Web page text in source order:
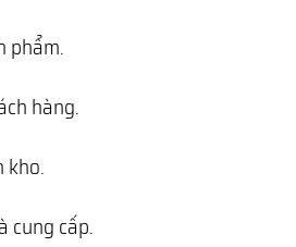
phẩm.
hàng.
kho.
cung cấp.